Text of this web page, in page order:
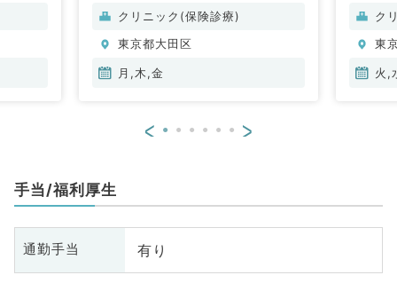
クリニック(保険診療)
東京都大田区
月,木,金
科
ク
東
火,
< >
手当/福利厚生
通勤手当 有り